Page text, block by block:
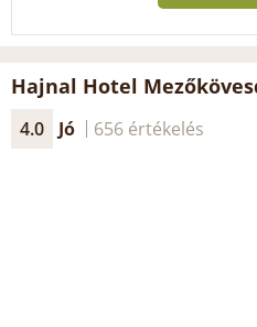
Hajnal Hotel
4.0 Jó 656 értékelés